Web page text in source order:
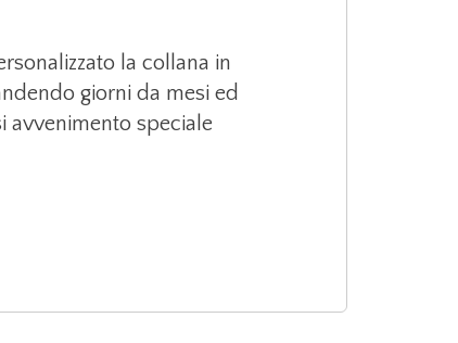
la collana in
giorni da mesi ed
avvenimento speciale